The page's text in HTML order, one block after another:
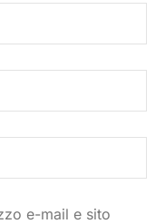
e-mail e sito